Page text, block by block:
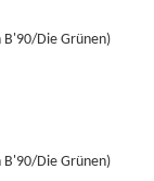
B'90/Die Grünen)
B'90/Die Grünen)